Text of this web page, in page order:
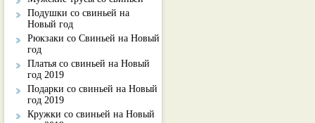
Подушки со свиньей на
Новый год
Рюкзаки со Свиньей на Новый
год
Платья со свиньей на Новый
год 2019
Подарки со свиньей на Новый
год 2019
Кружки со свиньей на Новый